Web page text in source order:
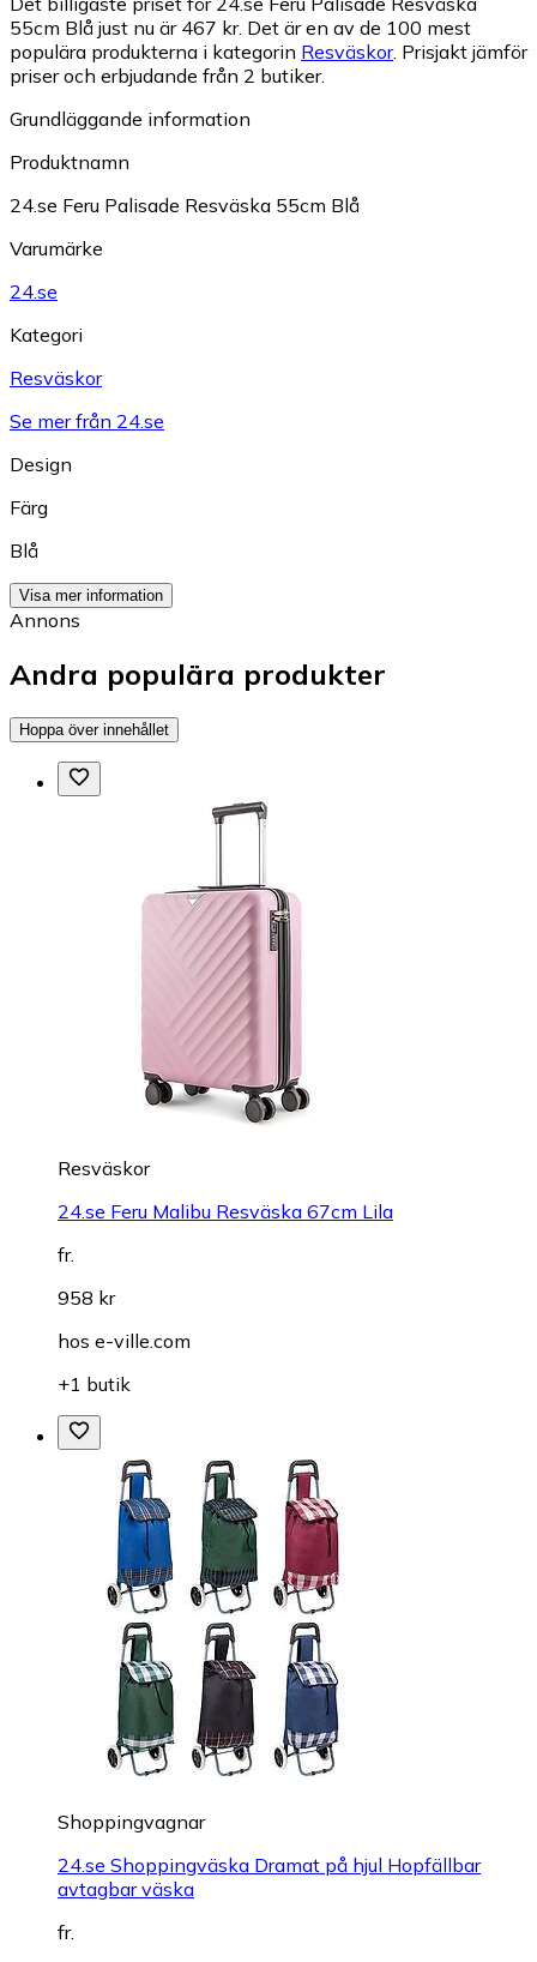
55cm Blå just nu är 467 kr. Det är en av de 100 mest
populära produkterna i kategorin Resväskor. Prisjakt jämför
priser och erbjudande från 2 butiker.
Grundläggande information
Produktnamn
24.se Feru Palisade Resväska 55cm Blå
Varumärke
24.se
Kategori
Resväskor
Se mer från 24.se
Design
Färg
Blå
Visa mer information
Annons
Andra populära produkter
Hoppa över innehållet
Resväskor
24.se Feru Malibu Resväska 67cm Lila
fr.
958 kr
hos e-ville.com
+1 butik
Shoppingvagnar
24.se Shoppingväska Dramat på hjul Hopfällbar
avtagbar väska
fr.